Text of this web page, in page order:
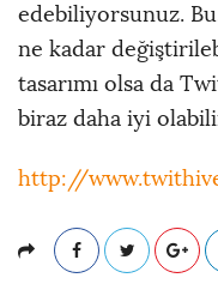
edebiliyorsunuz.
ne kadar
tasarımı olsa da
biraz daha iyi
http://